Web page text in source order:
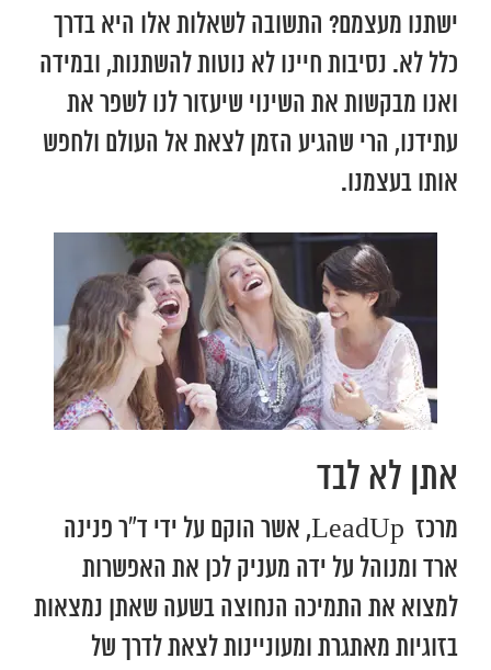
ישתנו מעצמם? התשובה לשאלות אלו היא בדרך
כלל לא. נסיבות חיינו לא נוטות להשתנות, ובמידה
ואנו מבקשות את השינוי שיעזור לנו לשפר את
עתידנו, הרי שהגיע הזמן לצאת אל העולם ולחפש
אותו בעצמנו.
אתן לא לבד
מרכז LeadUp, אשר הוקם על ידי ד”ר פנינה
ארד ומנוהל על ידה מעניק לכן את האפשרות
למצוא את התמיכה הנחוצה בשעה שאתן נמצאות
בזוגיות מאתגרת ומעוניינות לצאת לדרך של